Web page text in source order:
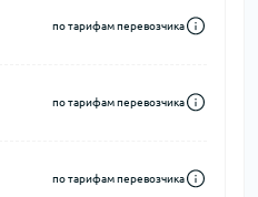
по тарифам перевозчика
по тарифам перевозчика
по тарифам перевозчика